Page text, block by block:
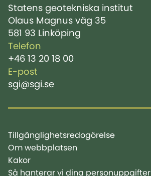
Statens geotekniska institut
Olaus Magnus väg 35
581 93 Linköping
Telefon
+46 13 20 18 00
E-post
sgi@sgi.se
Tillgänglighetsredogörelse
Om webbplatsen
Kakor
Så hanterar vi dina personuppgifter